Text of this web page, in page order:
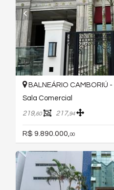
BALNEÁRIO CAMBORIÚ -
Sala Comercial
219,60 217,94
R$ 9.890.000, 00